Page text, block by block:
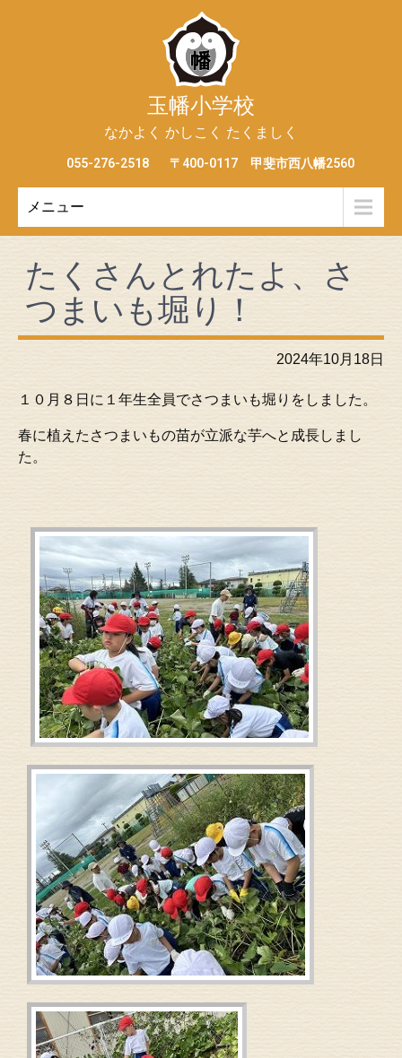
玉幡小学校
なかよく かしこく たくましく
055-276-2518 〒400-0117 甲斐市西八幡2560
メニュー
たくさんとれたよ、さ
つまいも堀り！
2024年10月18日
１０月８日に１年生全員でさつまいも堀りをしました。
春に植えたさつまいもの苗が立派な芋へと成長しまし
た。